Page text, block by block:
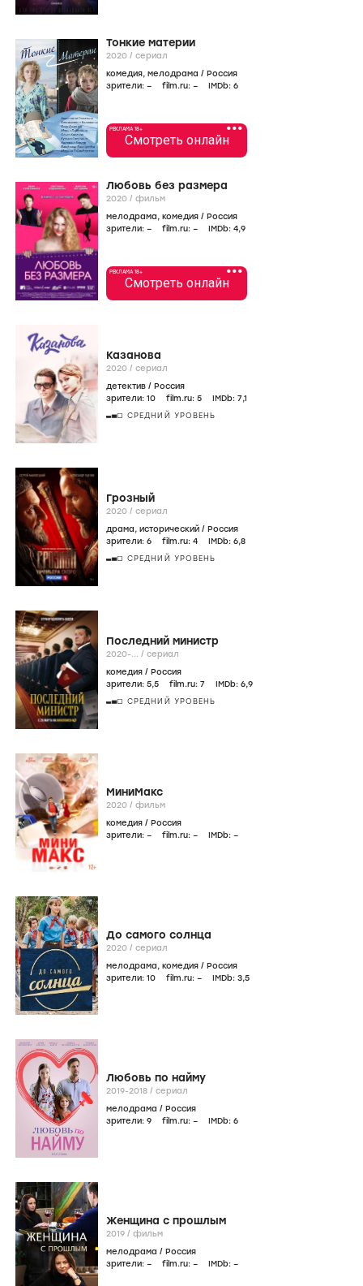
Тонкие материи
2020 / сериал
комедия, мелодрама / Россия
зрители: – film.ru: – IMDb: 6
•••
РЕКЛАМА 18+
Смотреть онлайн
Любовь без размера
2020 / фильм
мелодрама, комедия / Россия
зрители: – film.ru: – IMDb: 4,9
•••
РЕКЛАМА 18+
Смотреть онлайн
Казанова
2020 / сериал
детектив / Россия
зрители: 10 film.ru: 5 IMDb: 7,1
СРЕДНИЙ УРОВЕНЬ
Грозный
2020 / сериал
драма, исторический / Россия
зрители: 6 film.ru: 4 IMDb: 6,8
СРЕДНИЙ УРОВЕНЬ
Последний министр
2020-... / сериал
комедия / Россия
зрители: 5,5 film.ru: 7 IMDb: 6,9
СРЕДНИЙ УРОВЕНЬ
МиниМакс
2020 / фильм
комедия / Россия
зрители: – film.ru: – IMDb: –
До самого солнца
2020 / сериал
мелодрама, комедия / Россия
зрители: 10 film.ru: – IMDb: 3,5
Любовь по найму
2019-2018 / сериал
мелодрама / Россия
зрители: 9 film.ru: – IMDb: 6
Женщина с прошлым
2019 / фильм
мелодрама / Россия
зрители: – film.ru: – IMDb: –